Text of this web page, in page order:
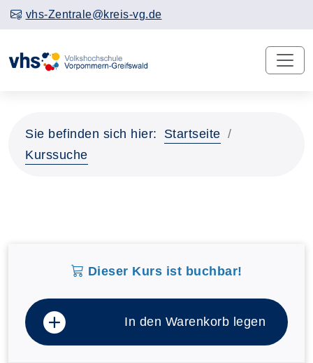
vhs-Zentrale@kreis-vg.de
Sie befinden sich hier:
Startseite
Kurssuche
Dieser Kurs ist buchbar!
In den Warenkorb legen